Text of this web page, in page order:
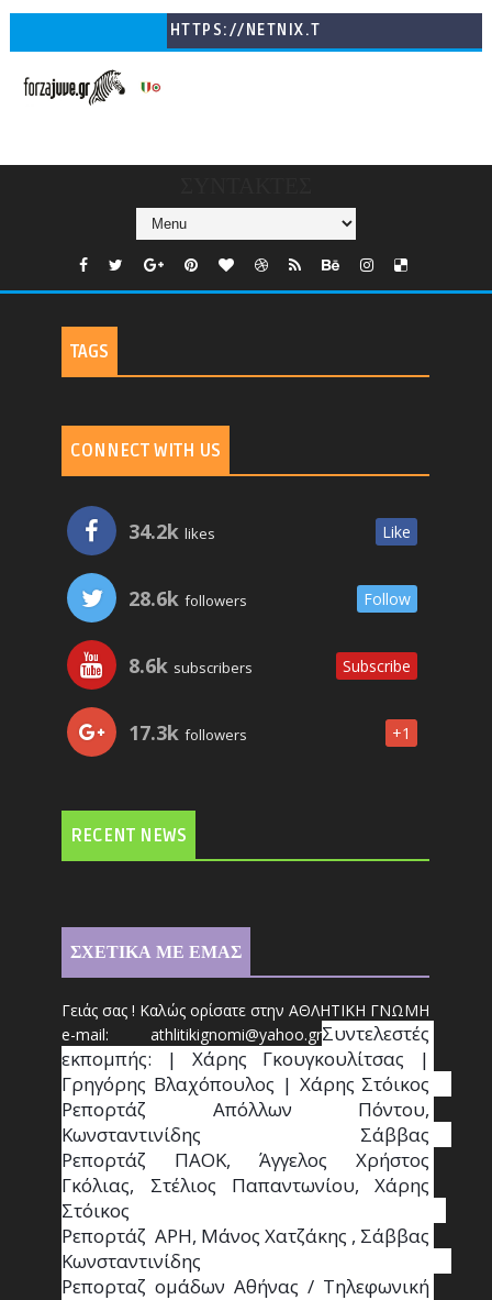
HTTPS://NETNIX.T
TAGS
CONNECT WITH US
34.2k likes Like
28.6k followers Follow
8.6k subscribers Subscribe
17.3k followers +1
RECENT NEWS
ΣΧΕΤΙΚΑ ΜΕ ΕΜΑΣ
Γειάς σας ! Καλώς ορίσατε στην ΑΘΛΗΤΙΚΗ ΓΝΩΜΗ
e-mail: athlitikignomi@yahoo.grΣυντελεστές
εκπομπής: | Χάρης Γκουγκουλίτσας |
Γρηγόρης Βλαχόπουλος | Χάρης Στόικος
Ρεπορτάζ Απόλλων Πόντου,
Κωνσταντινίδης   Σάββας
Ρεπορτάζ ΠΑΟΚ, Άγγελος Χρήστος
Γκόλιας, Στέλιος Παπαντωνίου, Χάρης
Στόικος
Ρεπορτάζ  ΑΡΗ, Μάνος Χατζάκης , Σάββας
Κωνσταντινίδης
Ρεπορταζ ομάδων Αθήνας / Τηλεφωνική